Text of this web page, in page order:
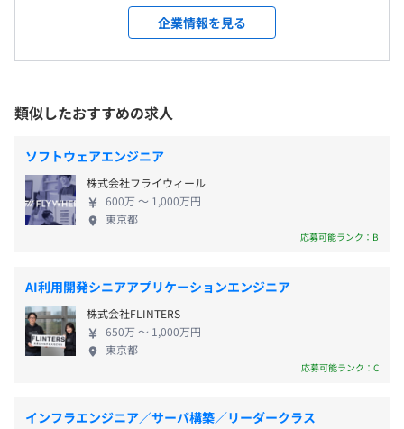
会社の定める場所（テレワークを行う場所を含む）
敷地内禁煙（喫煙場所あり）
初台駅直結
①584,600円～751,800円（一律手当を含む）
②627,600円～997,200円（一律手当を含む）
（※想定年収は年収提示額を保証するものではありません）
平均残業時間：平均10-20時間／月
を支援しています。 当社は、事業推進の優位性であ
る3つのコアコンピタンスを有しています。 ▍01 国
内最高峰のデータサイエンティスト集団 社員の8割以
れています。データサイエンティストの9割が理系修
士以上、その内5割が後期課程進学者・博士学位取得
者で構成されており、国内最高峰のデータサイエン
ティスト集団と自負しています。 ▍02 ビジネス課
題ファーストな技術力と実績 創業以来、さまざまな
業界・業種におけるコンサルティングにより経験し
てきた実績、AI技術やノウハウを蓄積しています。
気通貫の実現体制 企業への実用化実績の知見を通じ
て、共通課題を抽出し、自社製品開発の取り組みを
進める事で多くの企業活動を支援しています。 【事
業内容】 「データを活用した可能性あふれた社会」
をつくることをビジョンとして掲げ、その実現に向
企業情報を見る
類似したおすすめの求人
ソフトウェアエンジニア
株式会社フライウィール
600万 〜 1,000万円
東京都
応募可能ランク：B
AI利用開発シニアアプリケーションエンジニア
株式会社FLINTERS
650万 〜 1,000万円
東京都
応募可能ランク：C
インフラエンジニア／サーバ構築／リーダークラス